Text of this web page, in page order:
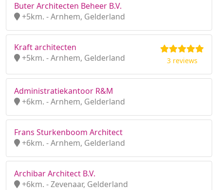
Buter Architecten Beheer B.V.
+5km. - Arnhem, Gelderland
Kraft architecten
+5km. - Arnhem, Gelderland
3 reviews
Administratiekantoor R&M
+6km. - Arnhem, Gelderland
Frans Sturkenboom Architect
+6km. - Arnhem, Gelderland
Archibar Architect B.V.
+6km. - Zevenaar, Gelderland